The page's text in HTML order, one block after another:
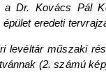
Dr. Kovács Pál
eredeti
levéltár műszaki
(2. számú